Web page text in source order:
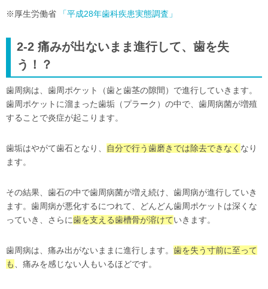
※厚生労働省 「平成28年歯科疾患実態調査」
2-2 痛みが出ないまま進行して、歯を失
う！？
歯周病は、歯周ポケット（歯と歯茎の隙間）で進行していきます。
歯周ポケットに溜まった歯垢（プラーク）の中で、歯周病菌が増殖
することで炎症が起こります。
歯垢はやがて歯石となり、 自分で行う歯磨きでは除去できなく なり
ます。
その結果、歯石の中で歯周病菌が増え続け、歯周病が進行していき
ます。歯周病が悪化するにつれて、どんどん歯周ポケットは深くな
っていき、さらに歯を支える歯槽骨が溶けていきます。
歯周病は、痛み出がないままに進行します。 歯を失う寸前に至って
も、痛みを感じない人もいるほどです。